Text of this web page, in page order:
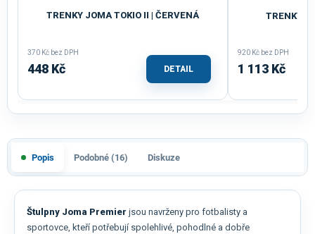
TRENKY JOMA TOKIO II | ČERVENÁ
370 Kč bez DPH
448 Kč DETAIL
TRENKY
920 Kč bez DPH
1 113 Kč
Popis Podobné (16) Diskuze
Štulpny Joma Premier jsou navrženy pro fotbalisty a
sportovce, kteří potřebují spolehlivé, pohodlné a dobře